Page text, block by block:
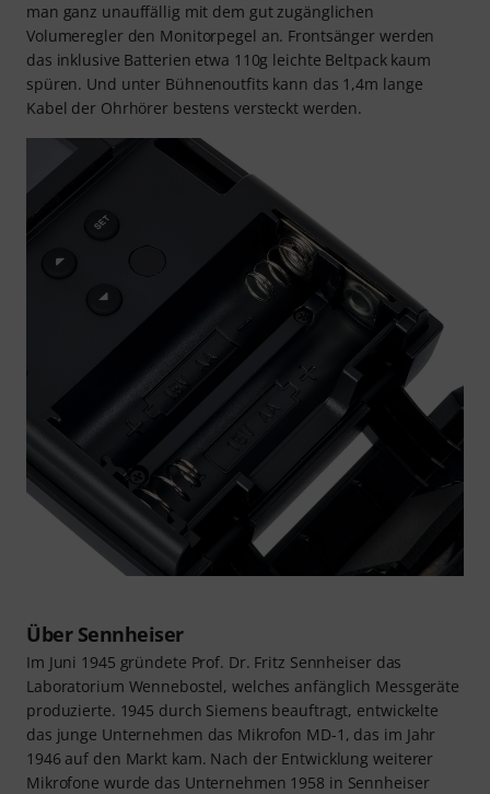
man ganz unauffällig mit dem gut zugänglichen
Volumeregler den Monitorpegel an. Frontsänger werden
das inklusive Batterien etwa 110g leichte Beltpack kaum
spüren. Und unter Bühnenoutfits kann das 1,4m lange
Kabel der Ohrhörer bestens versteckt werden.
Über Sennheiser
Im Juni 1945 gründete Prof. Dr. Fritz Sennheiser das
Laboratorium Wennebostel, welches anfänglich Messgeräte
produzierte. 1945 durch Siemens beauftragt, entwickelte
das junge Unternehmen das Mikrofon MD-1, das im Jahr
1946 auf den Markt kam. Nach der Entwicklung weiterer
Mikrofone wurde das Unternehmen 1958 in Sennheiser